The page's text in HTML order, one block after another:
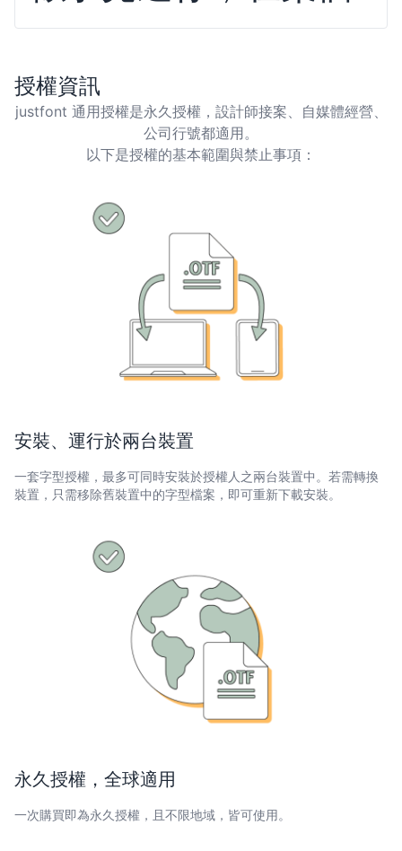
授權資訊
justfont 通用授權是永久授權，設計師接案、自媒體經營、
公司行號都適用。
以下是授權的基本範圍與禁止事項：
安裝、運行於兩台裝置
一套字型授權，最多可同時安裝於授權人之兩台裝置中。若需轉換
裝置，只需移除舊裝置中的字型檔案，即可重新下載安裝。
永久授權，全球適用
一次購買即為永久授權，且不限地域，皆可使用。